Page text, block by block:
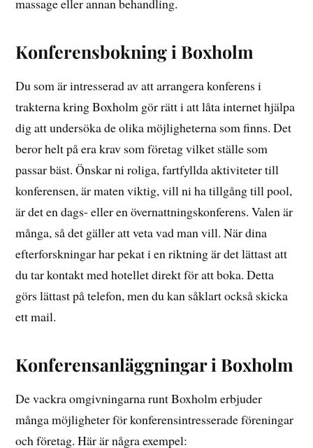
Konferensbokning i Boxholm
Du som är intresserad av att arrangera konferens i
trakterna kring Boxholm gör rätt i att låta internet hjälpa
dig att undersöka de olika möjligheterna som finns. Det
beror helt på era krav som företag vilket ställe som
passar bäst. Önskar ni roliga, fartfyllda aktiviteter till
konferensen, är maten viktig, vill ni ha tillgång till pool,
är det en dags- eller en övernattningskonferens. Valen är
många, så det gäller att veta vad man vill. När dina
efterforskningar har pekat i en riktning är det lättast att
du tar kontakt med hotellet direkt för att boka. Detta
görs lättast på telefon, men du kan såklart också skicka
ett mail.
Konferensanläggningar i Boxholm
De vackra omgivningarna runt Boxholm erbjuder
många möjligheter för konferensintresserade föreningar
och företag. Här är några exempel: